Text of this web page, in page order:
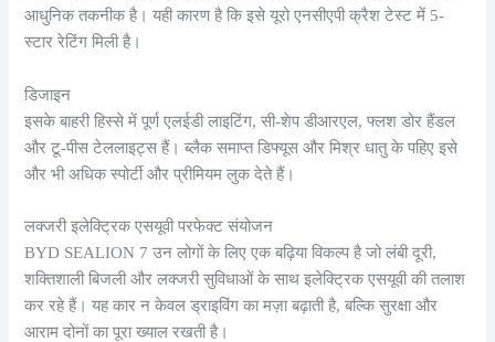
आधुनिक तकनीक है। यही कारण है कि इसे यूरो एनसीएपी क्रैश टेस्ट में 5-
स्टार रेटिंग मिली है।
डिजाइन
इसके बाहरी हिस्से में पूर्ण एलईडी लाइटिंग, सी-शेप डीआरएल, फ्लश डोर हैंडल
और टू-पीस टेललाइट्स हैं। ब्लैक समाप्त डिफ्यूस और मिश्र धातु के पहिए इसे
और भी अधिक स्पोर्टी और प्रीमियम लुक देते हैं।
लक्जरी इलेक्ट्रिक एसयूवी परफेक्ट संयोजन
BYD SEALION 7 उन लोगों के लिए एक बढ़िया विकल्प है जो लंबी दूरी,
शक्तिशाली बिजली और लक्जरी सुविधाओं के साथ इलेक्ट्रिक एसयूवी की तलाश
कर रहे हैं। यह कार न केवल ड्राइविंग का मज़ा बढ़ाती है, बल्कि सुरक्षा और
आराम दोनों का पूरा ख्याल रखती है।